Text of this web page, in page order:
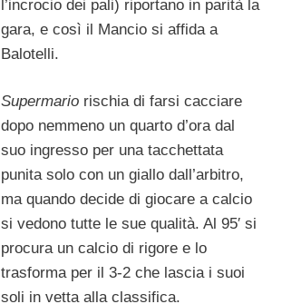
l’incrocio dei pali) riportano in parità la
gara, e così il Mancio si affida a
Balotelli.
Supermariorischia di farsi cacciare
dopo nemmeno un quarto d’ora dal
suo ingresso per una tacchettata
punita solo con un giallo dall’arbitro,
ma quando decide di giocare a calcio
si vedono tutte le sue qualità. Al 95′ si
procura un calcio di rigore e lo
trasforma per il 3-2 che lascia i suoi
soli in vetta alla classifica.